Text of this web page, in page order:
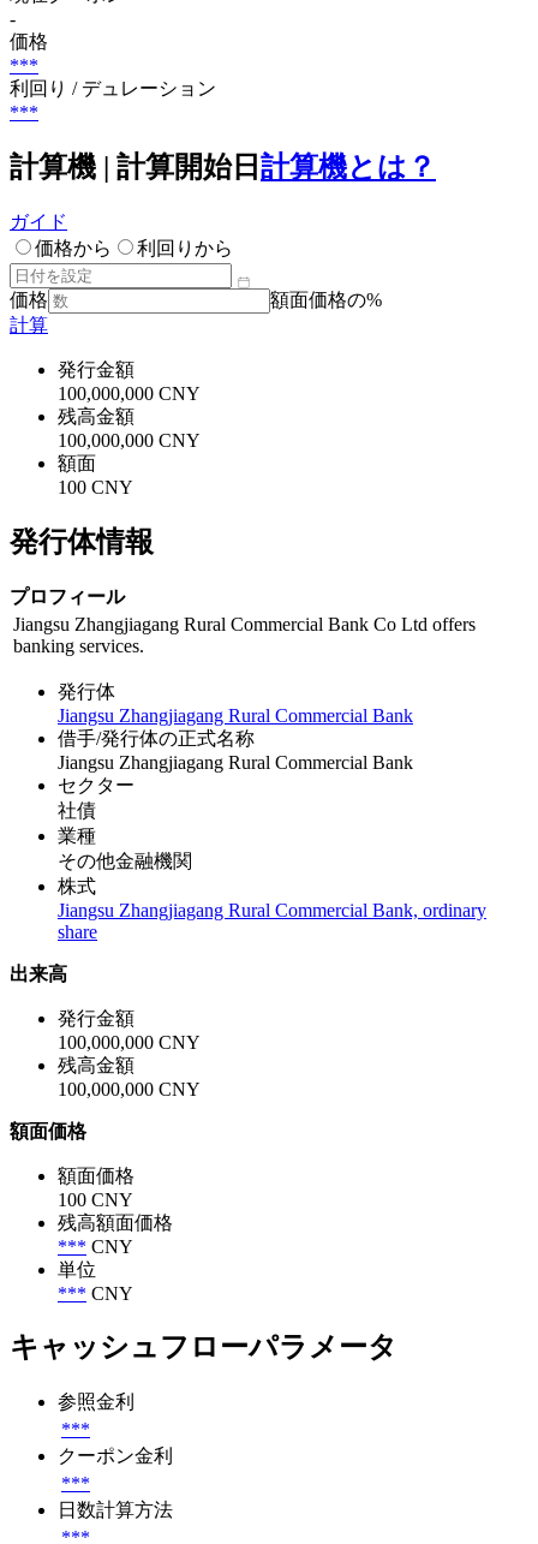
-
価格
***
利回り / デュレーション
***
計算機 | 計算開始日 計算機とは？
ガイド
価格から
利回りから
価格
額面価格の%
計算
発行金額
100,000,000 CNY
残高金額
100,000,000 CNY
額面
100 CNY
発行体情報
プロフィール
Jiangsu Zhangjiagang Rural Commercial Bank Co Ltd offers
banking services.
発行体
Jiangsu Zhangjiagang Rural Commercial Bank
借手/発行体の正式名称
Jiangsu Zhangjiagang Rural Commercial Bank
セクター
社債
業種
その他金融機関
株式
Jiangsu Zhangjiagang Rural Commercial Bank, ordinary
share
出来高
発行金額
100,000,000 CNY
残高金額
100,000,000 CNY
額面価格
額面価格
100 CNY
残高額面価格
*** CNY
単位
*** CNY
キャッシュフローパラメータ
参照金利
***
クーポン金利
***
日数計算方法
***